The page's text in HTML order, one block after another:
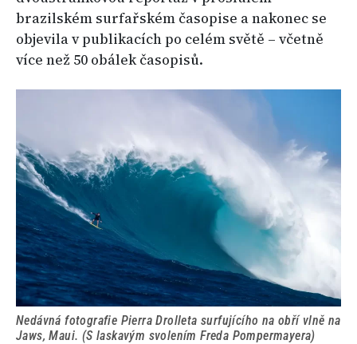
brazilském surfařském časopise a nakonec se
objevila v publikacích po celém světě – včetně
více než 50 obálek časopisů.
Nedávná fotografie Pierra Drolleta surfujícího na obří vlně na
Jaws, Maui. (S laskavým svolením Freda Pompermayera)